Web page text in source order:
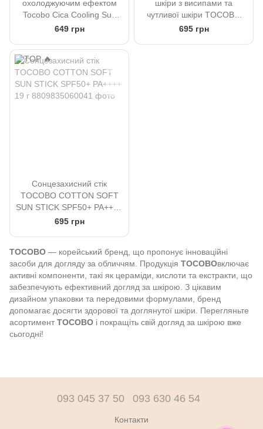
охолоджуючим ефектом
Tocobo Cica Cooling Sun
Stick SPF50+ PA++++
649 грн
шкіри з висипами та
чутливої ​​шкіри TOCOBO
CICA CALMING SUN
695 грн
Сонцезахисний стік
TOCOBO COTTON SOFT
SUN STICK SPF50+ PA++++
19 г
695 грн
TOCOBO — корейський бренд, що пропонує інноваційні
засоби для догляду за обличчям. Продукція TOCOBOвключає
активні компоненти, такі як цераміди, кислоти та екстракти, що
забезпечують ефективний догляд за шкірою. З цікавим
дизайном упаковки та передовими формулами, бренд
допомагає досягти здорової та доглянутої шкіри. Перегляньте
асортимент TOCOBO і покращіть свій догляд за шкірою вже
сьогодні!
093 045 37 50 093 630 46 54
Контакти